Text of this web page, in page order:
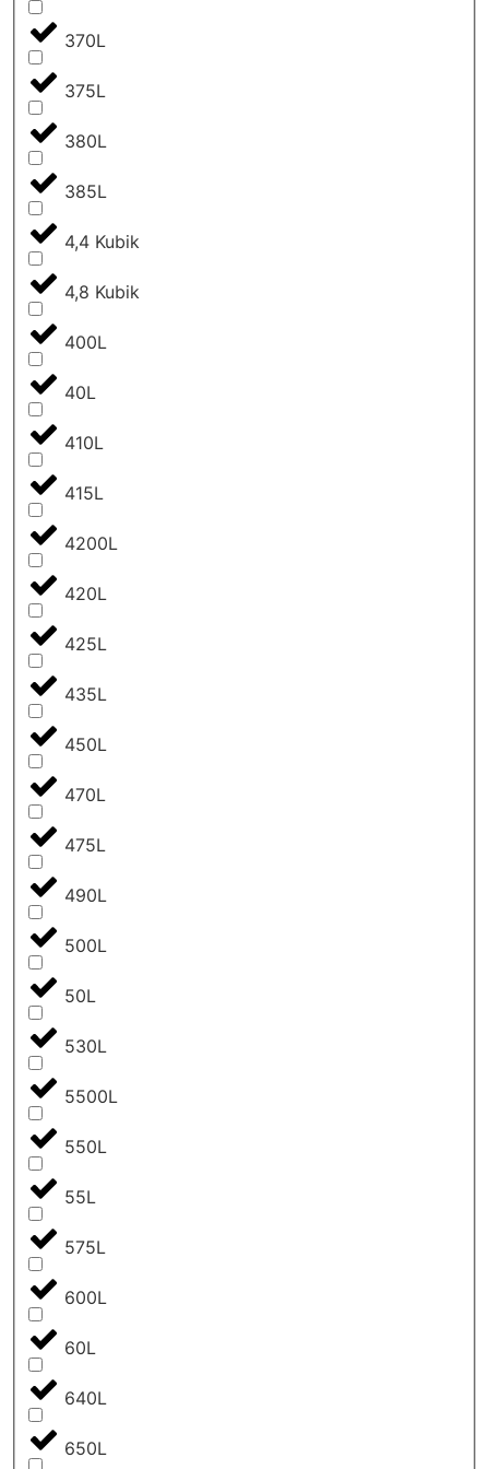
370L
375L
380L
385L
4,4 Kubik
4,8 Kubik
400L
40L
410L
415L
4200L
420L
425L
435L
450L
470L
475L
490L
500L
50L
530L
5500L
550L
55L
575L
600L
60L
640L
650L